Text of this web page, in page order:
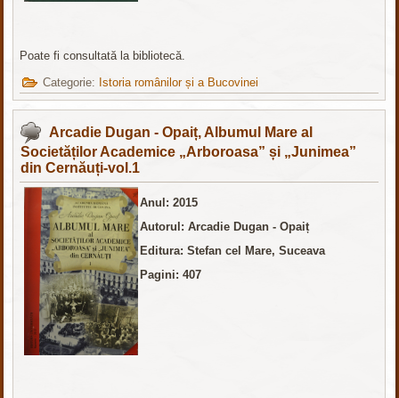
Poate fi consultată la bibliotecă.
Categorie: Istoria românilor și a Bucovinei
Arcadie Dugan - Opaiț, Albumul Mare al
Societăților Academice „Arboroasa” și „Junimea”
din Cernăuți-vol.1
Anul: 2015
Autorul: Arcadie Dugan - Opaiț
Editura: Stefan cel Mare, Suceava
Pagini: 407